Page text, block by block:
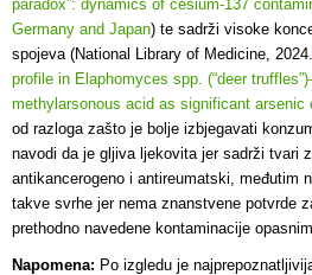
paradox”: dynamics of cesium-137
Germany and Japan) te sadrži visoke
spojeva (National Library of Medicine, 2024.
profile in Elaphomyces spp. (“deer
methylarsonous acid as significant arsenic
od razloga zašto je bolje izbjegavati
navodi da je gljiva ljekovita jer sadrži tvari
antikancerogeno i antireumatski, međutim
takve svrhe jer nema znanstvene potvrde
prethodno navedene kontaminacije
Napomena: Po izgledu je